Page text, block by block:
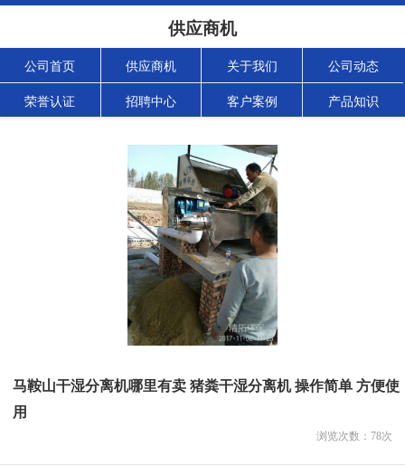
供应商机
公司首页 供应商机 关于我们 公司动态
荣誉认证 招聘中心 客户案例 产品知识
马鞍山干湿分离机哪里有卖 猪粪干湿分离机 操作简单 方便使
用
浏览次数： 78次